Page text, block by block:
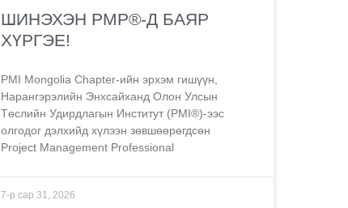
ШИНЭХЭН PMP®-Д БАЯР
ХҮРГЭЕ!
PMI Mongolia Chapter-ийн эрхэм гишүүн,
Нарангэрэлийн Энхсайханд Олон Улсын
Төслийн Удирдлагын Институт (PMI®)-ээс
олгодог дэлхийд хүлээн зөвшөөрөгдсөн
Project Management Professional
7-р сар 31, 2026